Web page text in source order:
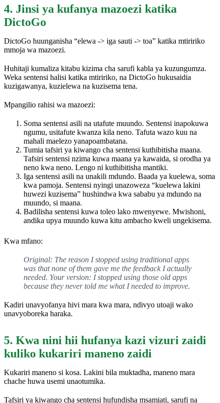
4. Jinsi ya kufanya mazoezi katika
DictoGo
DictoGo huunganisha “elewa -> iga sauti -> toa” katika mtiririko
mmoja wa mazoezi.
Huhitaji kumaliza kitabu kizima cha sarufi kabla ya kuzungumza.
Weka sentensi halisi katika mtiririko, na DictoGo hukusaidia
kuzigawanya, kuzielewa na kuzisema tena.
Mpangilio rahisi wa mazoezi:
Soma sentensi asili na utafute muundo. Sentensi inapokuwa
ngumu, usitafute kwanza kila neno. Tafuta wazo kuu na
mahali maelezo yanapoambatana.
Tumia tafsiri ya kiwango cha sentensi kuthibitisha maana.
Tafsiri sentensi nzima kuwa maana ya kawaida, si orodha ya
neno kwa neno. Lengo ni kuthibitisha mantiki.
Iga sentensi asili na unakili mdundo. Baada ya kuelewa, soma
kwa pamoja. Sentensi nyingi unazoweza “kuelewa lakini
huwezi kuzisema” hushindwa kwa sababu ya mdundo na
muundo, si maana.
Badilisha sentensi kuwa toleo lako mwenyewe. Mwishoni,
andika upya muundo kuwa kitu ambacho kweli ungekisema.
Kwa mfano:
Original: The reason I stopped using traditional apps
was that none of them gave me the feedback I actually
needed. Your version: I stopped using those old apps
because they never told me what I needed to improve.
Kadiri unavyofanya hivi mara kwa mara, ndivyo utoaji wako
unavyoboreka haraka.
5. Kwa nini hii hufanya kazi vizuri zaidi
kuliko kukariri maneno zaidi
Kukariri maneno si kosa. Lakini bila muktadha, maneno mara
chache huwa usemi unaotumika.
Tafsiri ya kiwango cha sentensi hufundisha msamiati, sarufi na